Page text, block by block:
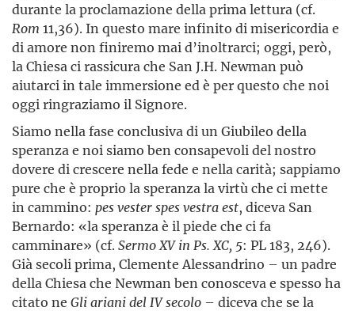
durante la proclamazione della prima lettura (cf.
Rom 11,36). In questo mare infinito di misericordia e
di amore non finiremo mai d’inoltrarci; oggi, però,
la Chiesa ci rassicura che San J.H. Newman può
aiutarci in tale immersione ed è per questo che noi
oggi ringraziamo il Signore.
Siamo nella fase conclusiva di un Giubileo della
speranza e noi siamo ben consapevoli del nostro
dovere di crescere nella fede e nella carità; sappiamo
pure che è proprio la speranza la virtù che ci mette
in cammino: pes vester spes vestra est, diceva San
Bernardo: «la speranza è il piede che ci fa
camminare» (cf.Sermo XV in Ps. XC, 5: PL 183, 246).
Già secoli prima, Clemente Alessandrino – un padre
della Chiesa che Newman ben conosceva e spesso ha
citato ne Gli ariani del IV secolo – diceva che se la